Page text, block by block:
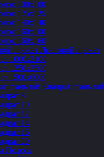
100х100
125х125
140х140
160х100
160х160
Листовой прокат
1000х2100
1250х2500
1500х6000
Квадрат стальной
8
10
12
14
16
20
Полоса